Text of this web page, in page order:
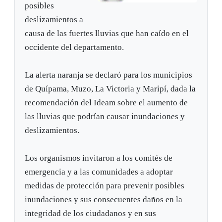
posibles
deslizamientos a
causa de las fuertes lluvias que han caído en el
occidente del departamento.
La alerta naranja se declaró para los municipios
de Quípama, Muzo, La Victoria y Maripí, dada la
recomendación del Ideam sobre el aumento de
las lluvias que podrían causar inundaciones y
deslizamientos.
Los organismos invitaron a los comités de
emergencia y a las comunidades a adoptar
medidas de protección para prevenir posibles
inundaciones y sus consecuentes daños en la
integridad de los ciudadanos y en sus